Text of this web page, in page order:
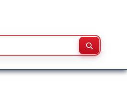
Suchen